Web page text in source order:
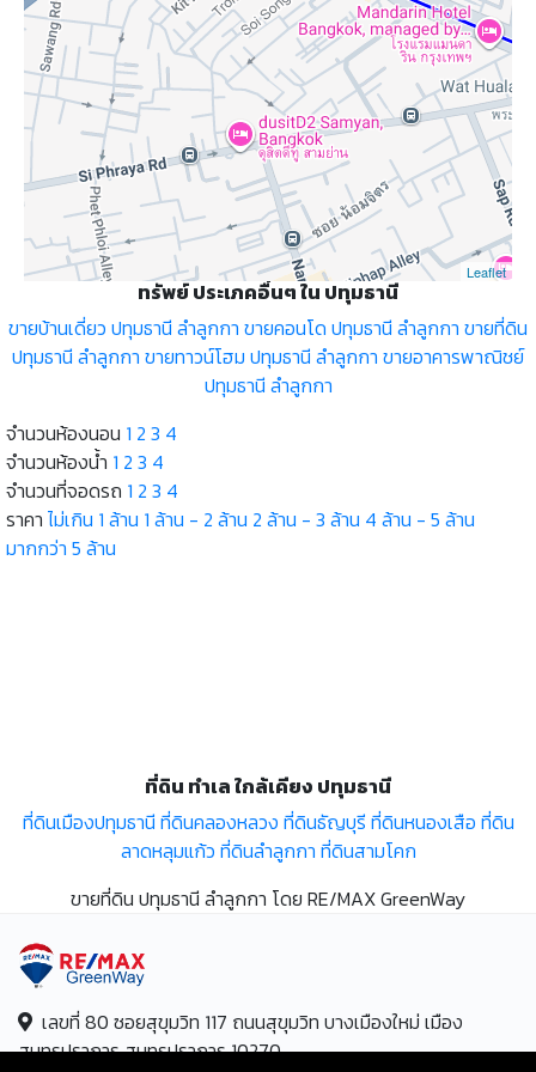
Leaflet
ทรัพย์ ประเภคอื่นๆ ใน ปทุมธานี
ขายบ้านเดี่ยว ปทุมธานี ลำลูกกา ขายคอนโด ปทุมธานี ลำลูกกา ขายที่ดิน
ปทุมธานี ลำลูกกา ขายทาวน์โฮม ปทุมธานี ลำลูกกา ขายอาคารพาณิชย์
ปทุมธานี ลำลูกกา
จำนวนห้องนอน 1 2 3 4
จำนวนห้องน้ำ 1 2 3 4
จำนวนที่จอดรถ 1 2 3 4
ราคา ไม่เกิน 1 ล้าน 1 ล้าน - 2 ล้าน 2 ล้าน - 3 ล้าน 4 ล้าน - 5 ล้าน
มากกว่า 5 ล้าน
ที่ดิน ทำเล ใกล้เคียง ปทุมธานี
ที่ดินเมืองปทุมธานี ที่ดินคลองหลวง ที่ดินธัญบุรี ที่ดินหนองเสือ ที่ดิน
ลาดหลุมแก้ว ที่ดินลำลูกกา ที่ดินสามโคก
ขายที่ดิน ปทุมธานี ลำลูกกา โดย RE/MAX GreenWay
เลขที่ 80 ซอยสุขุมวิท 117 ถนนสุขุมวิท บางเมืองใหม่ เมือง
สมุทรปราการ สมุทรปราการ 10270